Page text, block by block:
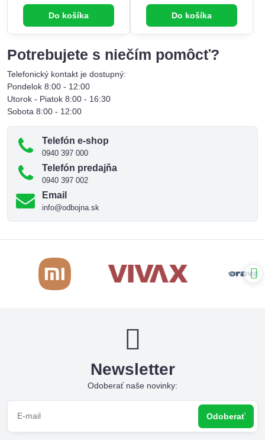
Do košíka Do košíka
Potrebujete s niečím pomôcť?
Telefonický kontakt je dostupný:
Pondelok 8:00 - 12:00
Utorok - Piatok 8:00 - 16:30
Sobota 8:00 - 12:00
Telefón e-shop
0940 397 000
Telefón predajňa
0940 397 002
Email
info@odbojna.sk
Newsletter
Odoberať naše novinky:
Odoberať